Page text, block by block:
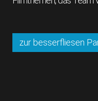
zur besserfliesen